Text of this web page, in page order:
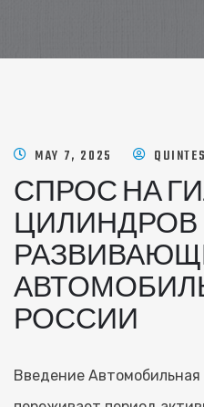
MAY 7, 2025
СПРОС НА
ЦИЛИНДРОВ
РОССИИ
Введение